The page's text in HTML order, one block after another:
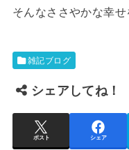
そんなささやかな幸せ
雑記ブログ
シェアしてね！
ポスト シェア